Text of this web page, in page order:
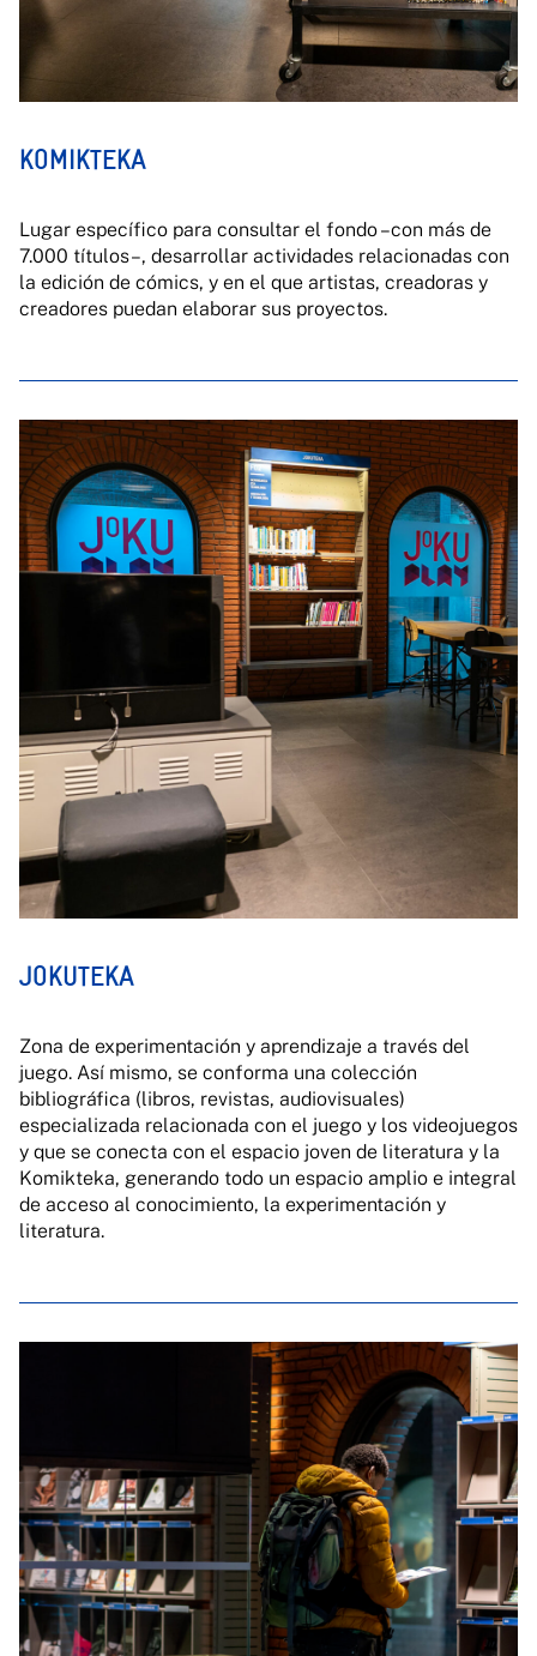
KOMIKTEKA
Lugar específico para consultar el fondo –con más de
7.000 títulos–, desarrollar actividades relacionadas con
la edición de cómics, y en el que artistas, creadoras y
creadores puedan elaborar sus proyectos.
JOKUTEKA
Zona de experimentación y aprendizaje a través del
juego. Así mismo, se conforma una colección
bibliográfica (libros, revistas, audiovisuales)
especializada relacionada con el juego y los videojuegos
y que se conecta con el espacio joven de literatura y la
Komikteka, generando todo un espacio amplio e integral
de acceso al conocimiento, la experimentación y
literatura.